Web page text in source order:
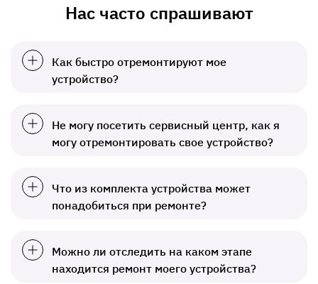
Нас часто спрашивают
Как быстро отремонтируют мое
устройство?
Не могу посетить сервисный центр, как я
могу отремонтировать свое устройство?
Что из комплекта устройства может
понадобиться при ремонте?
Можно ли отследить на каком этапе
находится ремонт моего устройства?